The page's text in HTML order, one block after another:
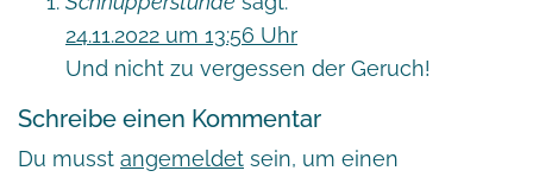
24.11.2022 um 13:56 Uhr
Und nicht zu vergessen der Geruch!
Schreibe einen Kommentar
Du musst angemeldet sein, um einen